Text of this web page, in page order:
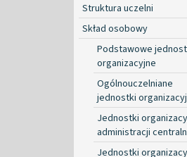
Struktura uczelni
Skład osobowy
Podstawowe
organizacyjne
Ogólnouczelniane
jednostki
Jednostki
administracji
Jednostki